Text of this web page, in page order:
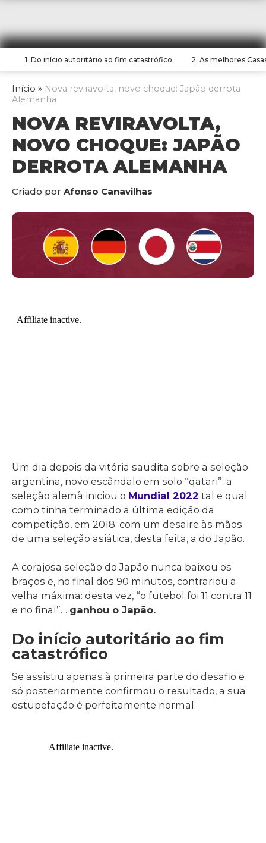
1. Do início autoritário ao fim catastrófico 2. As melhores
Início » Nova reviravolta, novo choque: Japão derrota
Alemanha
NOVA REVIRAVOLTA,
NOVO CHOQUE: JAPÃO
DERROTA ALEMANHA
Criado por Afonso Canavilhas
Um dia depois da vitória saudita sobre a seleção
argentina, novo escândalo em solo “qatari”: a
seleção alemã iniciou o Mundial 2022 tal e qual
como tinha terminado a última edição da
competição, em 2018: com um desaire às mãos
de uma seleção asiática, desta feita, a do Japão.
A corajosa seleção do Japão nunca baixou os
braços e, no final dos 90 minutos, contrariou a
velha máxima: desta vez, “o futebol foi 11 contra 11
e no final”… ganhou o Japão.
Do início autoritário ao fim
catastrófico
Se assistiu apenas à primeira parte do desafio e
só posteriormente confirmou o resultado, a sua
estupefação é perfeitamente normal.